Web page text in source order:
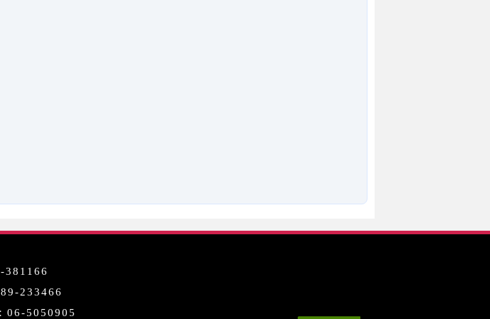
381166
233466
06-5050905